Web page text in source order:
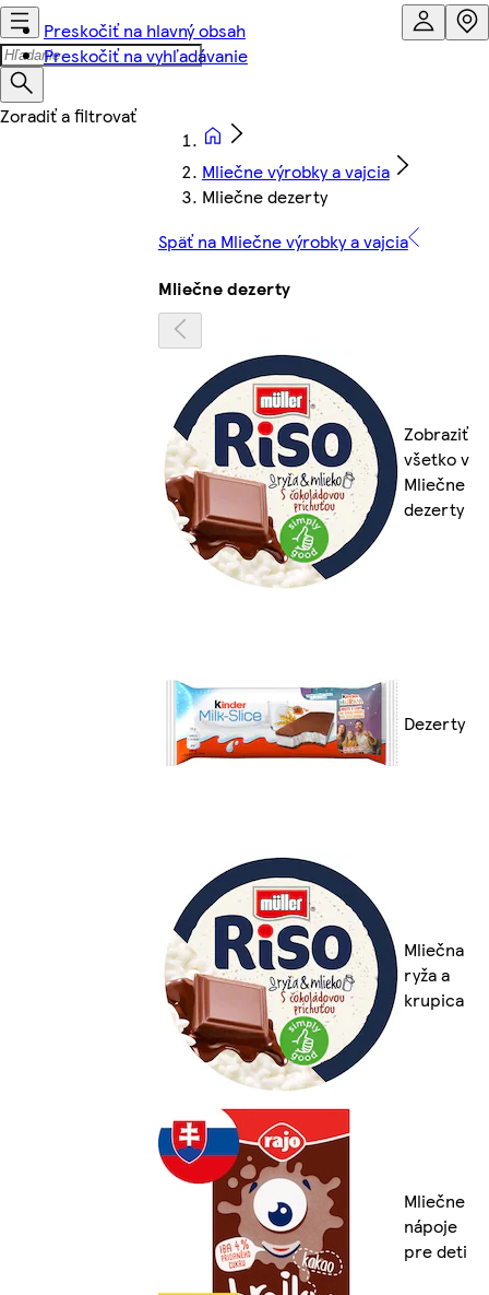
Preskočiť na hlavný obsah
Preskočiť na vyhľadávanie
Mliečne výrobky a vajcia
Mliečne dezerty
Späť na Mliečne výrobky a vajcia
Mliečne dezerty
Zobraziť
všetko v
Mliečne
dezerty
Dezerty
Mliečna
ryža a
krupica
Mliečne
nápoje
pre deti